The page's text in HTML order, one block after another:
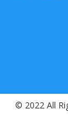
© 2022 All